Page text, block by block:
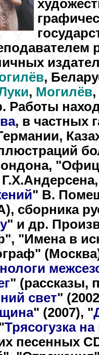
,
,Могилёв,
Работы
, в частных
" В.
сборника
" и др.
, "Имена в
" (рассказы,
свет"
" (2007), "
Трясогузка
песенных